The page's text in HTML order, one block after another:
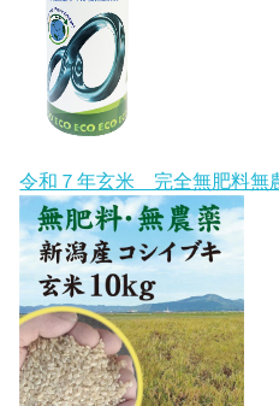
令和７年玄米 完全無肥料無